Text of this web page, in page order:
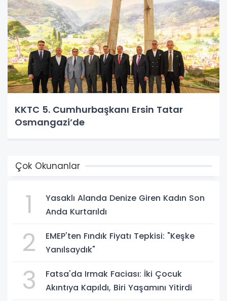
KKTC 5. Cumhurbaşkanı Ersin Tatar
Osmangazi’de
Çok Okunanlar
1
Yasaklı Alanda Denize Giren Kadın Son
Anda Kurtarıldı
2
EMEP'ten Fındık Fiyatı Tepkisi: "Keşke
Yanılsaydık"
3
Fatsa'da Irmak Faciası: İki Çocuk
Akıntıya Kapıldı, Biri Yaşamını Yitirdi